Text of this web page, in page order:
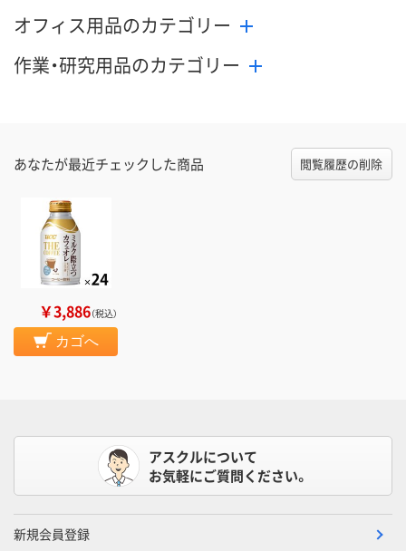
オフィス用品のカテゴリー
作業・研究用品のカテゴリー
あなたが最近チェックした商品 閲覧履歴の削除
￥3,886（税込）
カゴへ
アスクルについて
お気軽にご質問ください。
新規会員登録